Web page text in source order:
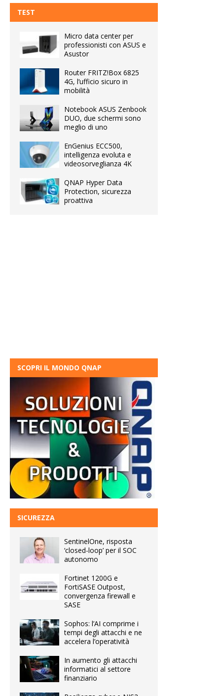
TEST
Micro data center per
professionisti con ASUS e
Asustor
Router FRITZ!Box 6825
4G, l’ufficio sicuro in
mobilità
Notebook ASUS Zenbook
DUO, due schermi sono
meglio di uno
EnGenius ECC500,
intelligenza evoluta e
videosorveglianza 4K
QNAP Hyper Data
Protection, sicurezza
proattiva
SCOPRI IL MONDO QNAP
SICUREZZA
SentinelOne, risposta
‘closed-loop’ per il SOC
autonomo
Fortinet 1200G e
FortiSASE Outpost,
convergenza firewall e
SASE
Sophos: l’AI comprime i
tempi degli attacchi e ne
accelera l’operatività
In aumento gli attacchi
informatici al settore
finanziario